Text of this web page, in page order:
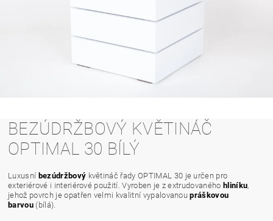
BEZÚDRŽBOVÝ KVĚTINÁČ
OPTIMAL 30 BÍLÝ
Luxusní bezúdržbový květináč řady OPTIMAL 30 je určen pro
exteriérové i interiérové použití. Vyroben je z extrudovaného hliníku,
jehož povrch je opatřen velmi kvalitní vypalovanoupráškovou
barvou (bílá).